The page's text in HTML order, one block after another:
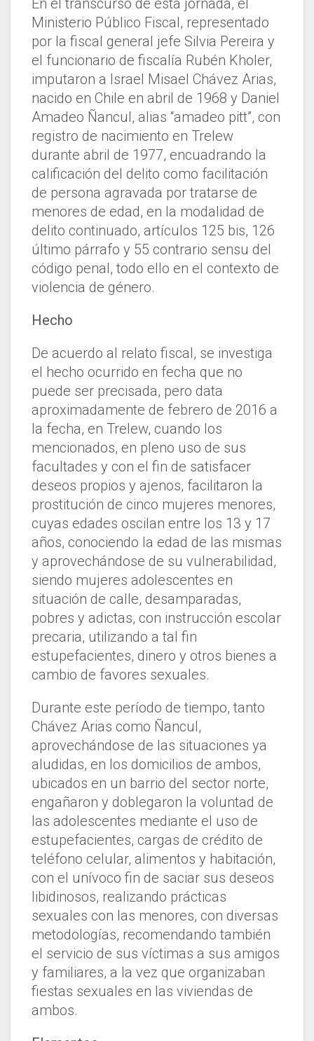
En el transcurso de esta jornada, el
Ministerio Público Fiscal, representado
por la fiscal general jefe Silvia Pereira y
el funcionario de fiscalía Rubén Kholer,
imputaron a Israel Misael Chávez Arias,
nacido en Chile en abril de 1968 y Daniel
Amadeo Ñancul, alias “amadeo pitt”, con
registro de nacimiento en Trelew
durante abril de 1977, encuadrando la
calificación del delito como facilitación
de persona agravada por tratarse de
menores de edad, en la modalidad de
delito continuado, artículos 125 bis, 126
último párrafo y 55 contrario sensu del
código penal, todo ello en el contexto de
violencia de género.
Hecho
De acuerdo al relato fiscal, se investiga
el hecho ocurrido en fecha que no
puede ser precisada, pero data
aproximadamente de febrero de 2016 a
la fecha, en Trelew, cuando los
mencionados, en pleno uso de sus
facultades y con el fin de satisfacer
deseos propios y ajenos, facilitaron la
prostitución de cinco mujeres menores,
cuyas edades oscilan entre los 13 y 17
años, conociendo la edad de las mismas
y aprovechándose de su vulnerabilidad,
siendo mujeres adolescentes en
situación de calle, desamparadas,
pobres y adictas, con instrucción escolar
precaria, utilizando a tal fin
estupefacientes, dinero y otros bienes a
cambio de favores sexuales.
Durante este período de tiempo, tanto
Chávez Arias como Ñancul,
aprovechándose de las situaciones ya
aludidas, en los domicilios de ambos,
ubicados en un barrio del sector norte,
engañaron y doblegaron la voluntad de
las adolescentes mediante el uso de
estupefacientes, cargas de crédito de
teléfono celular, alimentos y habitación,
con el unívoco fin de saciar sus deseos
libidinosos, realizando prácticas
sexuales con las menores, con diversas
metodologías, recomendando también
el servicio de sus víctimas a sus amigos
y familiares, a la vez que organizaban
fiestas sexuales en las viviendas de
ambos.